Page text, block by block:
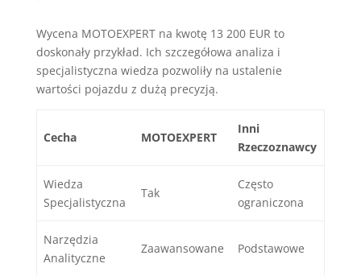
Wycena MOTOEXPERT na kwotę 13 200 EUR to
doskonały przykład. Ich szczegółowa analiza i
specjalistyczna wiedza pozwoliły na ustalenie
wartości pojazdu z dużą precyzją.
Cecha MOTOEXPERT
Inni
Rzeczoznawcy
Wiedza
Specjalistyczna
Tak
Często
ograniczona
Narzędzia
Analityczne
Zaawansowane Podstawowe